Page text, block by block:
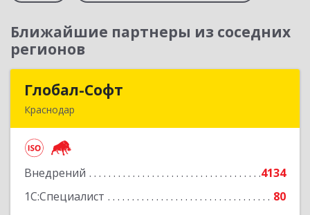
Ближайшие партнеры из соседних
регионов
Глобал-Софт
Краснодар
Внедрений
4134
1С:Специалист
80
Подробнее